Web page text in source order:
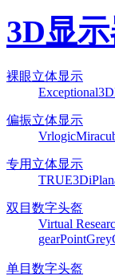
3D显
裸眼立体显示
Exceptional3D
偏振立体显示
Vrlogic
专用立体显示
TRUE3Di
双目数字头盔
Virtual
gearPointGrey
单目数字头盔